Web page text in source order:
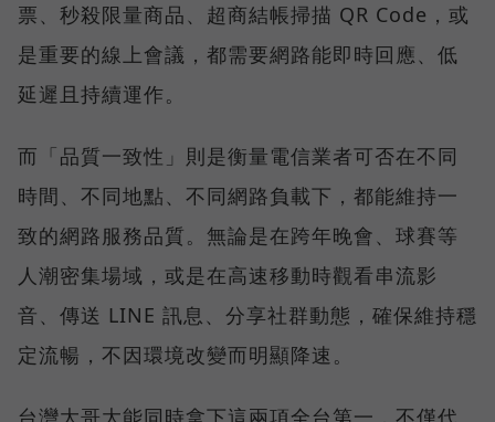
票、秒殺限量商品、超商結帳掃描 QR Code，或
是重要的線上會議，都需要網路能即時回應、低
延遲且持續運作。
而「品質一致性」則是衡量電信業者可否在不同
時間、不同地點、不同網路負載下，都能維持一
致的網路服務品質。無論是在跨年晚會、球賽等
人潮密集場域，或是在高速移動時觀看串流影
音、傳送 LINE 訊息、分享社群動態，確保維持穩
定流暢，不因環境改變而明顯降速。
台灣大哥大能同時拿下這兩項全台第一，不僅代